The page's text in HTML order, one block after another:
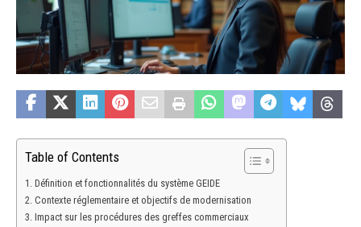
Table of Contents
Définition et fonctionnalités du système GEIDE
Contexte réglementaire et objectifs de modernisation
Impact sur les procédures des greffes commerciaux